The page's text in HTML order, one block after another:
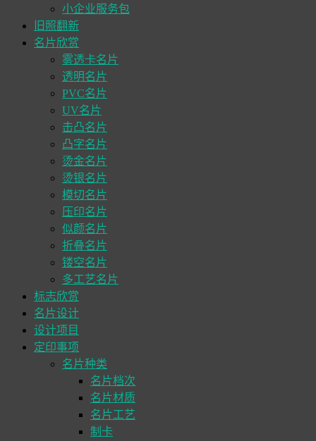
小企业服务包
旧照翻新
名片欣赏
雾透卡名片
透明名片
PVC名片
UV名片
击凸名片
凸字名片
烫金名片
烫银名片
模切名片
压印名片
似颜名片
折叠名片
镂空名片
多工艺名片
标志欣赏
名片设计
设计项目
定印事项
名片种类
名片档次
名片材质
名片工艺
制卡